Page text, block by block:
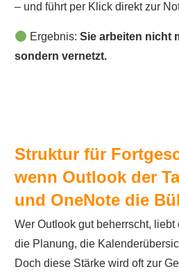
– und führt per Klick direkt zur
Ergebnis:Sie arbeiten nicht
sondern vernetzt.
Struktur für
wenn Outlook der
und OneNote die
Wer Outlook gut beherrscht, liebt
die Planung, die
Doch diese Stärke wird oft zur